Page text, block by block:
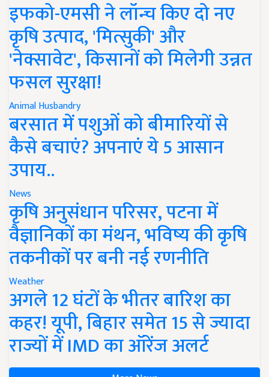
इफको-एमसी ने लॉन्च किए दो नए
कृषि उत्पाद, 'मित्सुकी' और
'नेक्सावेट', किसानों को मिलेगी उन्नत
फसल सुरक्षा!
Animal Husbandry
बरसात में पशुओं को बीमारियों से
कैसे बचाएं? अपनाएं ये 5 आसान
उपाय..
News
कृषि अनुसंधान परिसर, पटना में
वैज्ञानिकों का मंथन, भविष्य की कृषि
तकनीकों पर बनी नई रणनीति
Weather
अगले 12 घंटों के भीतर बारिश का
कहर! यूपी, बिहार समेत 15 से ज्यादा
राज्यों में IMD का ऑरेंज अलर्ट